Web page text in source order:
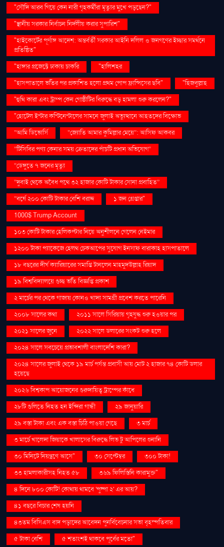
"সৌদি আরব গিয়ে কেন নারী গৃহকর্মীরা মৃত্যুর মুখে পড়ছেন?"
"স্থানীয় সরকার নির্বাচন নির্দলীয় করার সুপারিশ"
"হাইকোর্টের পূর্ণাঙ্গ আদেশ: অন্তর্বর্তী সরকার আইনি দলিল ও জনগণের ইচ্ছার সমর্থনে
প্রতিষ্ঠিত"
"হাঙ্গার প্রজেক্টে ঢাকায় চাকরি
"হালিশহর
"হাসপাতালে ভর্তির পর প্রকাশিত হলো প্রথম পোপ ফ্রান্সিসের ছবি"
"হিজবুল্লাহ
"হুথি কারা এবং ট্রাম্প কেন গোষ্ঠীটির বিরুদ্ধে বড় হামলা শুরু করলেন?"
"হোটেল ইন্টার কন্টিনেন্টালের সামনে জুলাই অভ্যুত্থানে আহতদের বিক্ষোভ
“আমি ডিভোর্সি
“জ্যোতি আমার কুমিল্লার মেয়ে”: আসিফ আকবর
“টিসিবির পণ্য কেনার সময় ক্রেতাদের পাঁচটি প্রধান অভিযোগ”
“ডেঙ্গুতে ৭ জনের মৃত্যু
“দুবাই থেকে অবৈধ পথে ৩২ হাজার কোটি টাকার সোনা প্রবাহিত”
“বর্ষে ২০০ কোটি টাকার বেশি বরাদ্দ
১ জন গ্রেপ্তার"
1000$ Trump Account
১০৩ কোটি টাকার হেলিকপ্টার নিয়ে অনুশীলনে গেলেন নেইমার
১২০০ টাকা প্যাকেজে হেলথ চেকআপের সুযোগ ইনসাফ বারাকাহ হাসপাতালে
১৮ বছরের দীর্ঘ ক্যারিয়ারের সমাপ্তি টানলেন মাহমুদউল্লাহ রিয়াদ
১৯ বিশ্ববিদ্যালয়ে গুচ্ছ ভর্তি বিজ্ঞপ্তি প্রকাশ
২ মার্চের পর থেকে গাজায় কোনও খাদ্য সামগ্রী প্রবেশ করতে পারেনি
২০০৮ সালের কথা
২০১১ সালে সিরিয়ায় গৃহযুদ্ধ শুরু হওয়ার পর
২০২১ সালের জুনে
২০২২ সালে ডলারের সংকট শুরু হলে
২০২৪ সালে সবচেয়ে প্রভাবশালী বাংলাদেশি কারা?
২০২৪ সালের জুলাই থেকে ১৯ মার্চ পর্যন্ত প্রবাসী আয় মোট ২ হাজার ৭৪ কোটি ডলার
হয়েছে
২০২৬ বিশ্বকাপ আয়োজনের গুরুদায়িত্ব ট্রাম্পের কাঁধে
২৮টি গুলিতে নিহত হন ইন্দিরা গান্ধী
২৯ জানুয়ারি
২৯ বস্তা টাকা এবং এক বস্তা চিঠি পাওয়া গেছে
৩ মার্চ
৩ মার্চে খালেদা জিয়াকে খালাসের বিরুদ্ধে লিভ টু আপিলের শুনানি
৩০ মিনিটে নিয়ন্ত্রণে আসে"
৩০ সেপ্টেম্বর
৩০০ টাকা!
৩৩ হামলাকারীসহ নিহত ৫৮
৩৬৯ ফিলিস্তিনি কারামুক্ত"
৪ দিনে ৮০০ কোটি! কোথায় থামবে 'পুষ্পা ২' এর আয়?
৪১ বছরে বিচার শেষ হয়নি
৪৩তম বিসিএস বাদ পড়াদের আবেদন পুনর্বিবেচনার সভা বৃহস্পতিবার
৫ টাকা বেশি
৫ শতাংশই থাকবে পূর্বের মতো"